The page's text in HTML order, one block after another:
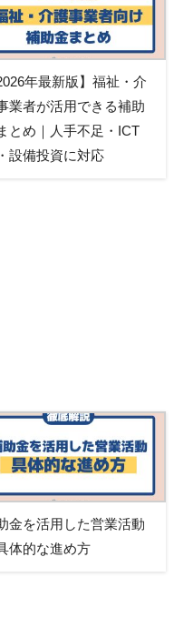
年最新版】福祉・介
業者が活用できる補助
とめ｜人手不足・ICT
設備投資に対応
金を活用した営業活動
体的な進め方